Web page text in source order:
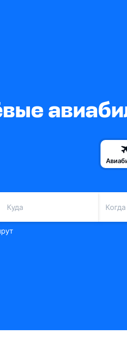
Когда